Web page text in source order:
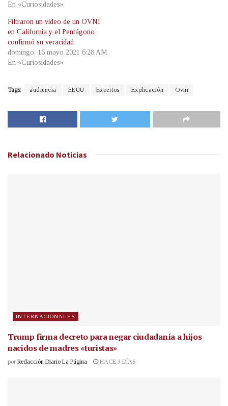
En «Curiosidades»
Filtraron un video de un OVNI
en California y el Pentágono
confirmó su veracidad
domingo, 16 mayo 2021 6:28 AM
En «Curiosidades»
Tags: audiencia EEUU Expertos Explicación Ovni
Relacionado Noticias
INTERNACIONALES
Trump firma decreto para negar ciudadanía a hijos
nacidos de madres «turistas»
por Redacción Diario La Página HACE 3 DÍAS